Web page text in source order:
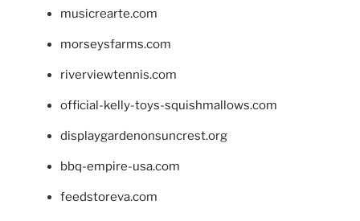
musicrearte.com
morseysfarms.com
riverviewtennis.com
official-kelly-toys-squishmallows.com
displaygardenonsuncrest.org
bbq-empire-usa.com
feedstoreva.com